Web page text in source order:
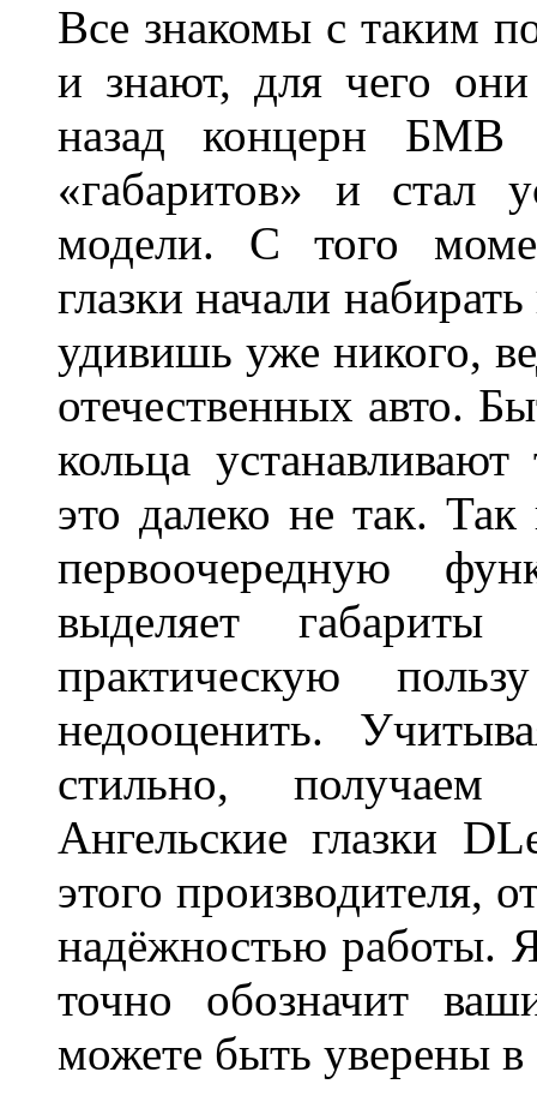
Все знакомы с таким
и знают, для чего
назад концерн БМВ
«габаритов» и стал
модели. С того
глазки начали
удивишь уже никого,
отечественных авто.
кольца
это далеко не так. Так
первоочередную
выделяет
практическую
недооценить.
стильно,
Ангельские глазки
этого производителя,
надёжностью работы.
точно обозначит
можете быть уверены